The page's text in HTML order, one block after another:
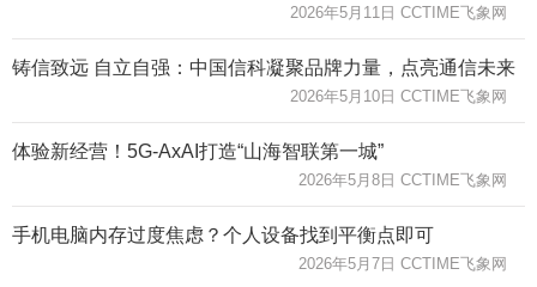
2026年5月11日 CCTIME飞象网
铸信致远 自立自强：中国信科凝聚品牌力量，点亮通信未来
2026年5月10日 CCTIME飞象网
体验新经营！5G-AxAI打造“山海智联第一城”
2026年5月8日 CCTIME飞象网
手机电脑内存过度焦虑？个人设备找到平衡点即可
2026年5月7日 CCTIME飞象网